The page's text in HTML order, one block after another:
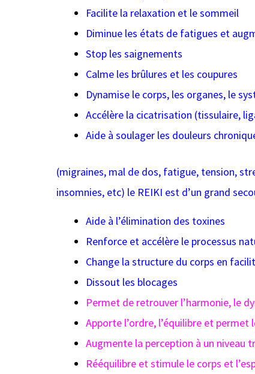
Facilite la relaxation et le sommeil
Diminue les états de fatigues et
Stop les saignements
Calme les brûlures et les coupures
Dynamise le corps, les organes, le
Accélère la cicatrisation (tissulaire,
Aide à soulager les douleurs
(migraines, mal de dos, fatigue, tension,
insomnies, etc) le REIKI est d’un grand
Aide à l’élimination des toxines
Renforce et accélère le processus
Change la structure du corps en
Dissout les blocages
Permet de retrouver l’harmonie, le
Apporte l’ordre, l’équilibre et
Augmente la perception à un niveau
Rééquilibre et stimule le corps et